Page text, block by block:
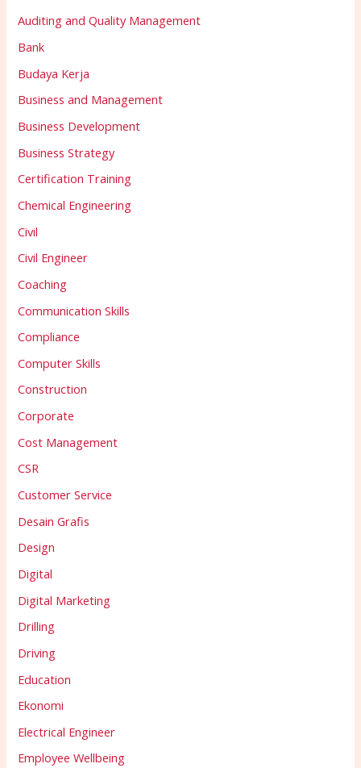
Auditing and Quality Management
Bank
Budaya Kerja
Business and Management
Business Development
Business Strategy
Certification Training
Chemical Engineering
Civil
Civil Engineer
Coaching
Communication Skills
Compliance
Computer Skills
Construction
Corporate
Cost Management
CSR
Customer Service
Desain Grafis
Design
Digital
Digital Marketing
Drilling
Driving
Education
Ekonomi
Electrical Engineer
Employee Wellbeing